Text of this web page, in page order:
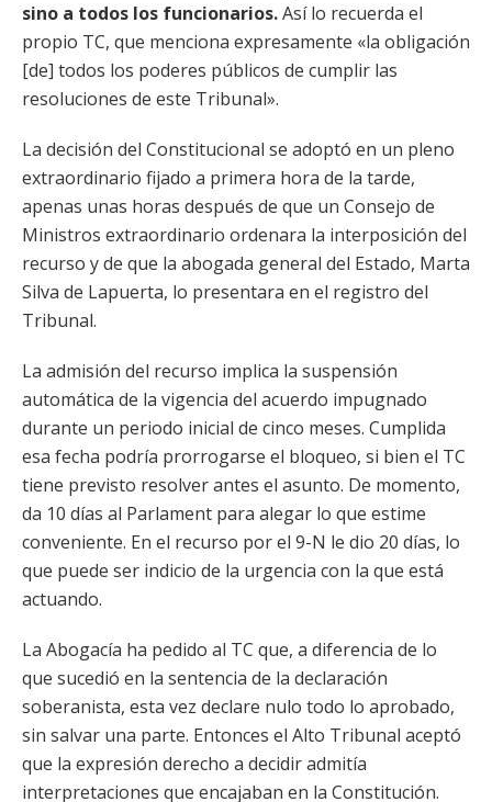
sino a todos los funcionarios.Así lo recuerda el
propio TC, que menciona expresamente «la obligación
[de] todos los poderes públicos de cumplir las
resoluciones de este Tribunal».
La decisión del Constitucional se adoptó en un pleno
extraordinario fijado a primera hora de la tarde,
apenas unas horas después de que un Consejo de
Ministros extraordinario ordenara la interposición del
recurso y de que la abogada general del Estado, Marta
Silva de Lapuerta, lo presentara en el registro del
Tribunal.
La admisión del recurso implica la suspensión
automática de la vigencia del acuerdo impugnado
durante un periodo inicial de cinco meses. Cumplida
esa fecha podría prorrogarse el bloqueo, si bien el TC
tiene previsto resolver antes el asunto. De momento,
da 10 días al Parlament para alegar lo que estime
conveniente. En el recurso por el 9-N le dio 20 días, lo
que puede ser indicio de la urgencia con la que está
actuando.
La Abogacía ha pedido al TC que, a diferencia de lo
que sucedió en la sentencia de la declaración
soberanista, esta vez declare nulo todo lo aprobado,
sin salvar una parte. Entonces el Alto Tribunal aceptó
que la expresión derecho a decidir admitía
interpretaciones que encajaban en la Constitución.